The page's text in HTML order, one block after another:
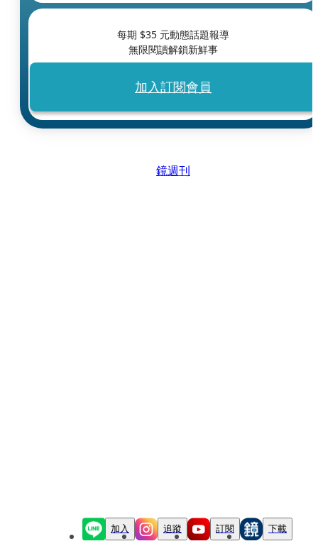
每期 $35 元動態話題報導
無限閱讀解鎖新鮮事
加入訂閱會員
鏡週刊
加入 追蹤 訂閱 下載